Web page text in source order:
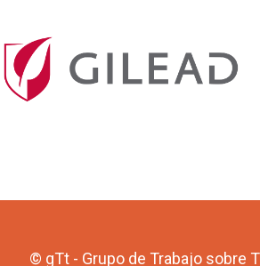
© gTt - Grupo de Trabajo sobre